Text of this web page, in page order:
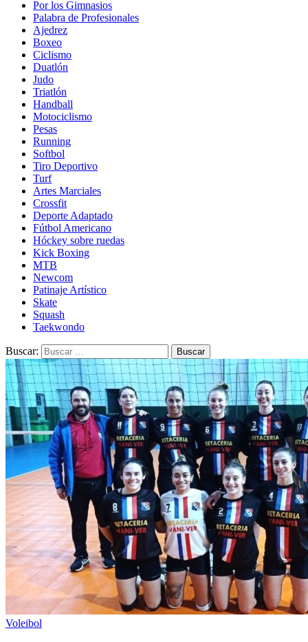
Por los Gimnasios
Palabra de Profesionales
Ajedrez
Boxeo
Ciclismo
Duatlón
Judo
Triatlón
Handball
Motociclismo
Pesas
Running
Softbol
Tiro Deportivo
Turf
Artes Marciales
Crossfit
Deporte Adaptado
Fútbol Americano
Hóckey sobre ruedas
Kick Boxing
MTB
Newcom
Patinaje Artístico
Skate
Squash
Taekwondo
Buscar:
Voleibol